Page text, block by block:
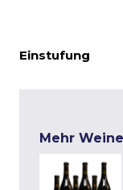
Einstufung
Mehr